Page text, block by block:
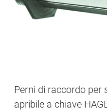
Perni di raccordo per
apribile a chiave